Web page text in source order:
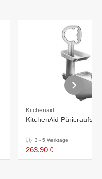
Kitchenaid
KitchenAid
3 - 5 Werktage
263,90 €